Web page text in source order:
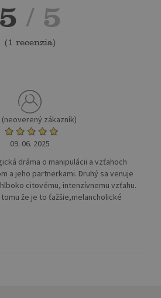
5 / 5
(1 recenzia)
(neoverený zákazník)
09. 06. 2025
dráma o manipulácii a vzťahoch
a jeho partnerkami. Druhý sa venuje
citovému, intenzívnemu vzťahu.
že je to ťažšie,melancholické